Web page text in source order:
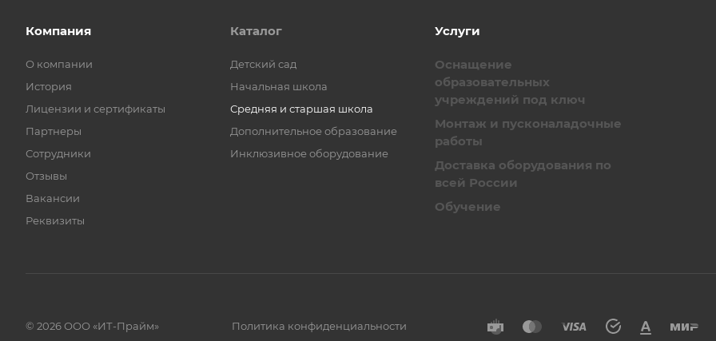
Компания
О компании
История
Лицензии и сертификаты
Партнеры
Сотрудники
Отзывы
Вакансии
Реквизиты
Каталог
Детский сад
Начальная школа
Средняя и старшая школа
Дополнительное образование
Инклюзивное оборудование
Услуги
Оснащение
образовательных
учреждений под ключ
Монтаж и пусконаладочные
работы
Доставка оборудования по
всей России
Обучение
© 2026 ООО «ИТ-Прайм» Политика конфиденциальности